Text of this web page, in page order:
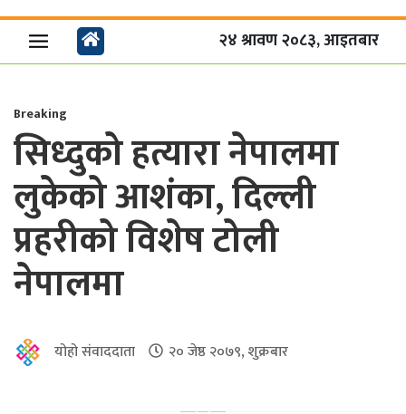
२४ श्रावण २०८३, आइतबार
Breaking
सिध्दुको हत्यारा नेपालमा
लुकेको आशंका, दिल्ली
प्रहरीको विशेष टोली
नेपालमा
योहो संवाददाता २० जेष्ठ २०७९, शुक्रबार